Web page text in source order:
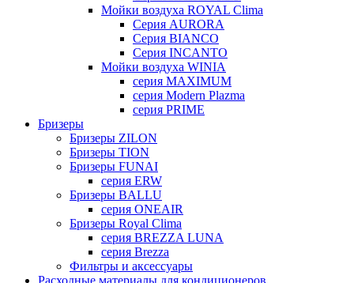
Мойки воздуха ROYAL Clima
Серия AURORA
Серия BIANCO
Серия INCANTO
Мойки воздуха WINIA
серия MAXIMUM
серия Modern Plazma
серия PRIME
Бризеры
Бризеры ZILON
Бризеры TION
Бризеры FUNAI
серия ERW
Бризеры BALLU
серия ONEAIR
Бризеры Royal Clima
серия BREZZA LUNA
серия Brezza
Фильтры и аксессуары
Расходные материалы для кондиционеров